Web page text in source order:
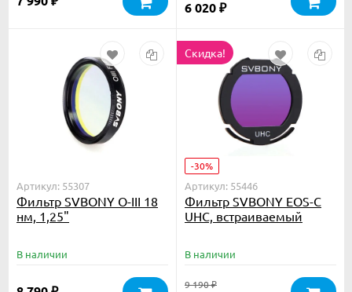
6 020 ₽
Артикул: 55307
Фильтр SVBONY O-III 18
нм, 1,25"
В наличии
Скидка!
-30%
Артикул: 55446
Фильтр SVBONY EOS-C
UHC, встраиваемый
В наличии
9 190₽